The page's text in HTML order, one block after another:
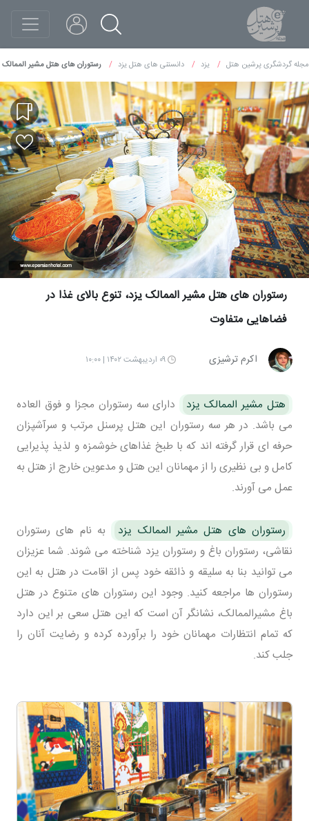
مجله گردشگری پرشین هتل یزد دانستنی های هتل یزد رستوران های هتل مشیر الممالک
رستوران های هتل مشیر الممالک یزد، تنوع بالای غذا در
فضاهایی متفاوت
اکرم ترشیزی ۰۹ اردیبهشت ۱۴۰۲ | ۱۰:۰۰
هتل مشیر الممالک یزد
دارای سه رستوران مجزا و فوق العاده
می باشد. در هر سه رستوران این هتل پرسنل مرتب و سرآشپزان
حرفه ای قرار گرفته اند که با طبخ غذاهای خوشمزه و لذیذ پذیرایی
کامل و بی نظیری را از مهمانان این هتل و مدعوین خارج از هتل به
عمل می آورند.
رستوران های هتل مشیر الممالک یزد
به نام های رستوران
نقاشی، رستوران باغ و رستوران یزد شناخته می شوند. شما عزیزان
می توانید بنا به سلیقه و ذائقه خود پس از اقامت در هتل به این
رستوران ها مراجعه کنید. وجود این رستوران های متنوع در هتل
باغ مشیرالممالک، نشانگر آن است که این هتل سعی بر این دارد
که تمام انتظارات مهمانان خود را برآورده کرده و رضایت آنان را
جلب کند.